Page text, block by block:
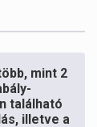
mint 2
található
illetve a